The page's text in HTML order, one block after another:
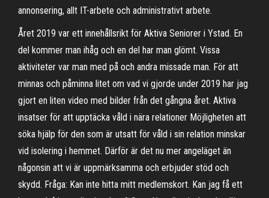
annonsering, allt IT-arbete och administrativt arbete.
Året 2019 var ett innehållsrikt för Aktiva Seniorer i Ystad. En
del kommer man ihåg och en del har man glömt. Vissa
aktiviteter var man med på och andra missade man. För att
minnas och påminna litet om vad vi gjorde under 2019 har jag
gjort en liten video med bilder från det gångna året. Aktiva
insatser för att upptäcka våld i nära relationer Möjligheten att
söka hjälp för den som är utsatt för våld i sin relation minskar
vid isolering i hemmet. Därför är det nu mer angeläget än
någonsin att vi är uppmärksamma och erbjuder stöd och
skydd. Fråga: Kan inte hitta mitt medlemskort. Kan jag få ett